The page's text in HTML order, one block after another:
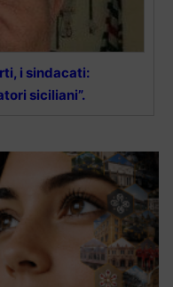
i sindacati:
siciliani”.